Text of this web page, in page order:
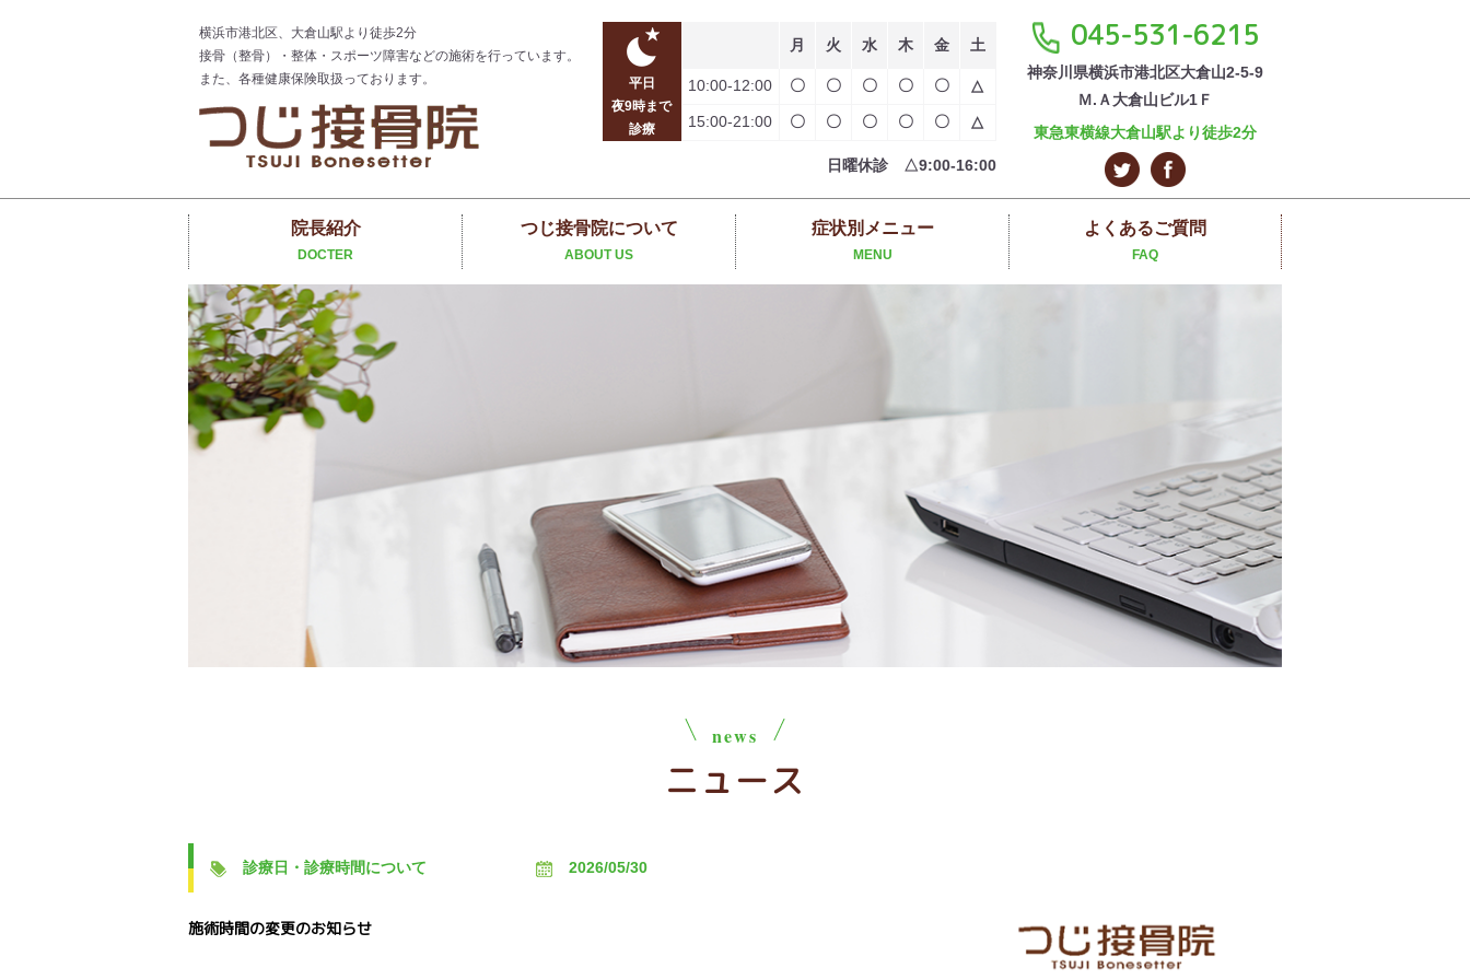
横浜市港北区、大倉山駅より徒歩2分
接骨（整骨）・整体・スポーツ障害などの施術を行っています。
また、各種健康保険取扱っております。
平日
夜9時まで
診療
月 火 水 木 金 土
10:00-12:00 〇 〇 〇 〇 〇 △
15:00-21:00 〇 〇 〇 〇 〇 △
日曜休診 △9:00-16:00
045-531-6215
神奈川県横浜市港北区大倉山2-5-9
Ｍ.Ａ大倉山ビル1Ｆ
東急東横線大倉山駅より徒歩2分
院長紹介
DOCTER
つじ接骨院について
ABOUT US
症状別メニュー
MENU
交通事故のケガ
スポーツ障害
肩の痛み
腰痛
足・膝の痛み
姿勢改善
パーソナルトレーニング
ヨガ
よくあるご質問
FAQ
news
ニュース
診療日・診療時間について 2026/05/30
施術時間の変更のお知らせ